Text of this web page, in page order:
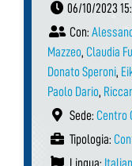
06/10/2023
Con:
Mazzeo, Claudia
Donato Speroni,
Paolo Dario,
Sede: Centro
Tipologia:
Lingua: